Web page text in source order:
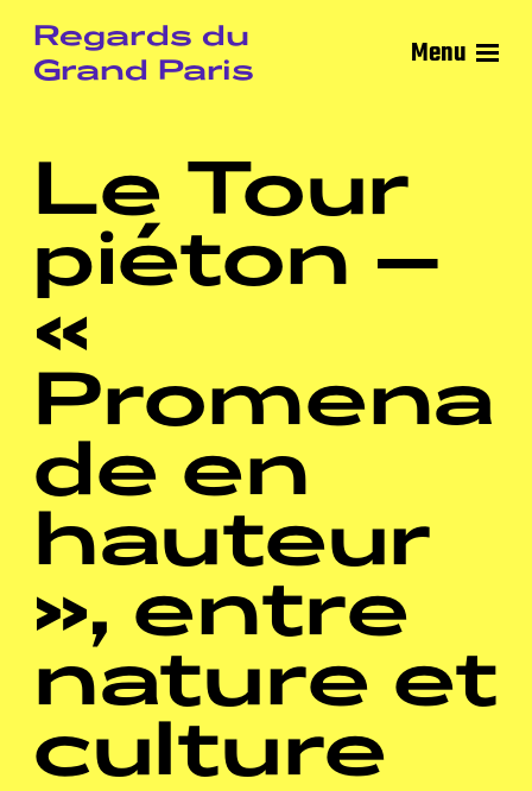
Regards du
Grand Paris
Menu
Le Tour
piéton –
«
Promena
de en
hauteur
», entre
nature et
culture